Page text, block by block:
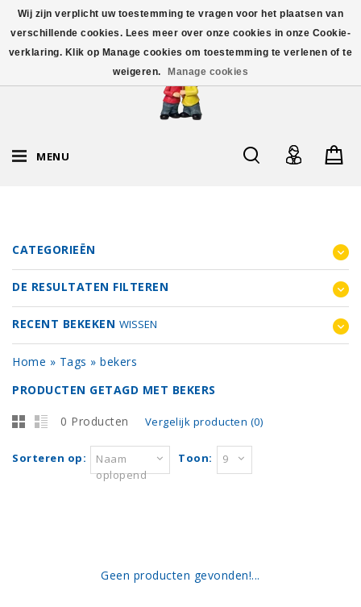
MENU
CATEGORIEËN
DE RESULTATEN FILTEREN
RECENT BEKEKEN WISSEN
Home » Tags » bekers
PRODUCTEN GETAGD MET BEKERS
0 Producten Vergelijk producten (0)
Sorteren op:
Naam
oplopend
Toon: 9
Geen producten gevonden!...
Wij zijn verplicht uw toestemming te vragen voor het plaatsen van
verschillende cookies. Lees meer over onze cookies in onze Cookie-
verklaring. Klik op Manage cookies om toestemming te verlenen of te
weigeren.
Manage cookies